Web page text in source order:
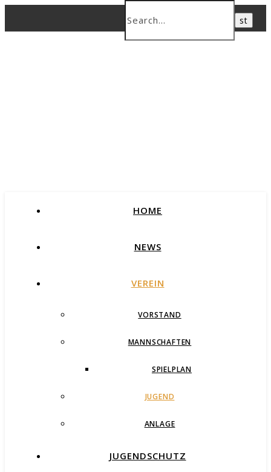
HOME
NEWS
VEREIN
VORSTAND
MANNSCHAFTEN
SPIELPLAN
JUGEND
ANLAGE
JUGENDSCHUTZ